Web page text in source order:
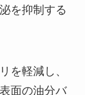
を抑制する
を軽減し、
面の油分バ